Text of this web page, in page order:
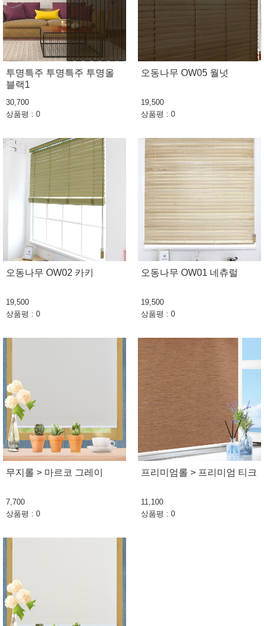
투명특주 투명특주 투명올
블랙1
30,700
상품평 : 0
오동나무 OW05 월넛
19,500
상품평 : 0
오동나무 OW02 카키
19,500
상품평 : 0
오동나무 OW01 네츄럴
19,500
상품평 : 0
무지롤 > 마르코 그레이
7,700
상품평 : 0
프리미엄롤 > 프리미엄 티크
11,100
상품평 : 0